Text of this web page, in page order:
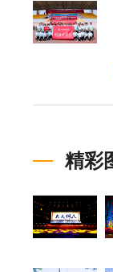
精彩